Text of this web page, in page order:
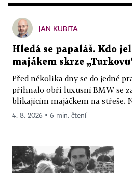
JAN KUBITA
Hledá se papaláš. Kdo
majákem skrze
Před několika dny se do jedné
přihnalo obří luxusní BMW se
blikajícím majáčkem na střeše.
4. 8. 2026 ▪ 6 min. čtení